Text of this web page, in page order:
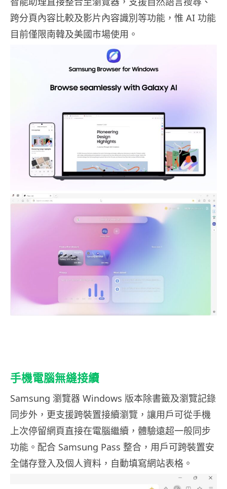
跨分頁內容比較及影片內容識別等功能，惟 AI 功能
目前僅限南韓及美國市場使用。
手機電腦無縫接續
Samsung 瀏覽器 Windows 版本除書籤及瀏覽記錄
同步外，更支援跨裝置接續瀏覽，讓用戶可從手機
上次停留網頁直接在電腦繼續，體驗遠超一般同步
功能。配合 Samsung Pass 整合，用戶可跨裝置安
全儲存登入及個人資料，自動填寫網站表格。